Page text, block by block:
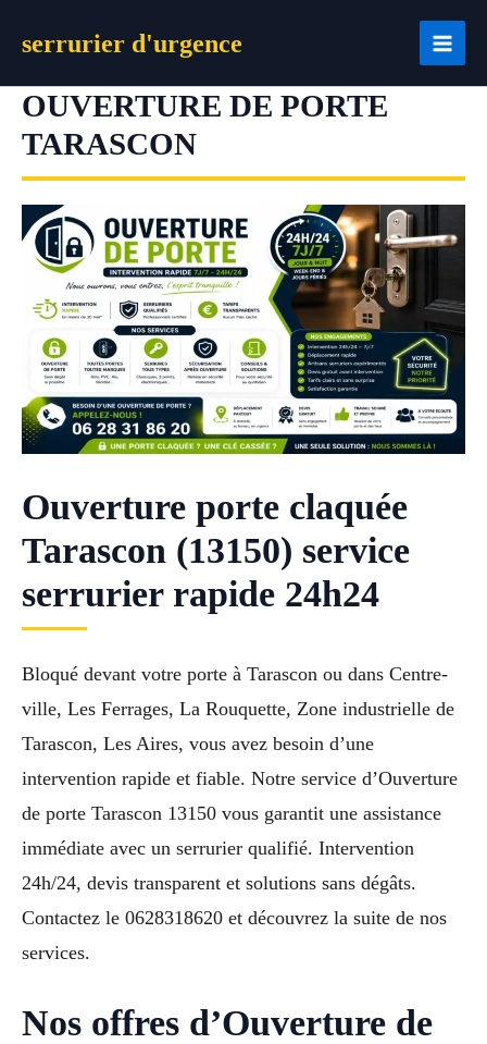
serrurier d'urgence
OUVERTURE DE PORTE
TARASCON
Ouverture porte claquée
Tarascon (13150) service
serrurier rapide 24h24
Bloqué devant votre porte à Tarascon ou dans Centre-
ville, Les Ferrages, La Rouquette, Zone industrielle de
Tarascon, Les Aires, vous avez besoin d’une
intervention rapide et fiable. Notre service d’Ouverture
de porte Tarascon 13150 vous garantit une assistance
immédiate avec un serrurier qualifié. Intervention
24h/24, devis transparent et solutions sans dégâts.
Contactez le 0628318620 et découvrez la suite de nos
services.
Nos offres d’Ouverture de